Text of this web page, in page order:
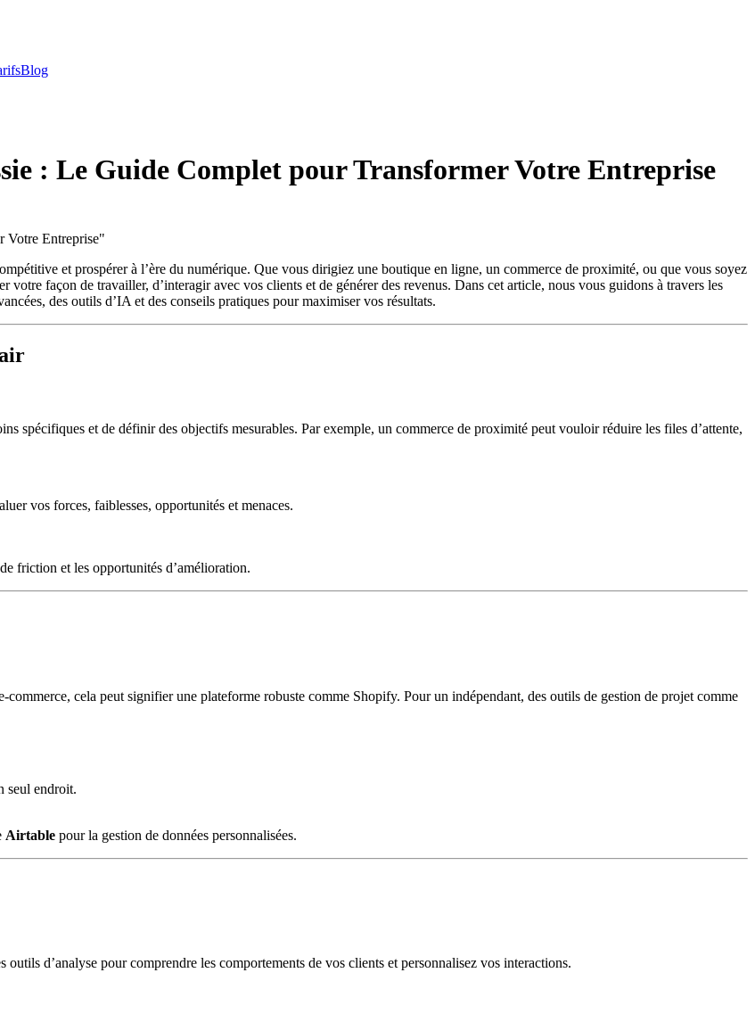
Blog
: Le Guide Complet pour Transformer Votre Entreprise
Votre Entreprise"
et prospérer à l’ère du numérique. Que vous dirigiez une boutique en ligne, un commerce de proximité, ou que vous soyez
façon de travailler, d’interagir avec vos clients et de générer des revenus. Dans cet article, nous vous guidons à travers les
des outils d’IA et des conseils pratiques pour maximiser vos résultats.
spécifiques et de définir des objectifs mesurables. Par exemple, un commerce de proximité peut vouloir réduire les files d’attente,
vos forces, faiblesses, opportunités et menaces.
friction et les opportunités d’amélioration.
cela peut signifier une plateforme robuste comme Shopify. Pour un indépendant, des outils de gestion de projet comme
seul endroit.
Airtable pour la gestion de données personnalisées.
d’analyse pour comprendre les comportements de vos clients et personnalisez vos interactions.